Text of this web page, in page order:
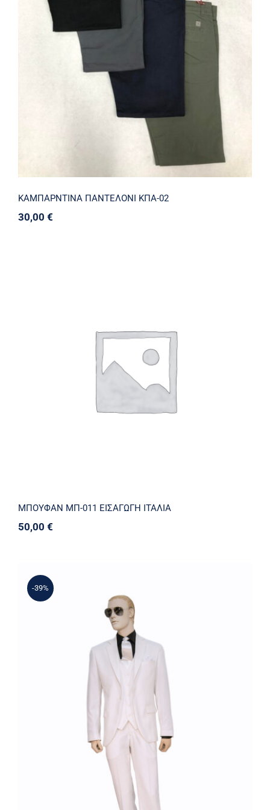
ΚΑΜΠΑΡΝΤΙΝΑ ΠΑΝΤΕΛΟΝΙ ΚΠΑ-02
ΚΑΜΠΑΡΝΤΙΝΑ ΠΑΝΤΕΛΟΝΙ ΚΠΑ-02
30,00 €
ΜΠΟΥΦΑΝ ΜΠ-011 ΕΙΣΑΓΩΓΗ ΙΤΑΛΙΑ
ΜΠΟΥΦΑΝ ΜΠ-011 ΕΙΣΑΓΩΓΗ ΙΤΑΛΙΑ
50,00 €
-39%
Γαμπριάτικο Κουστούμι